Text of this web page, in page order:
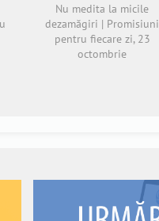
Nu medita la micile
dezamăgiri | Promisiuni
pentru fiecare zi, 23
octombrie